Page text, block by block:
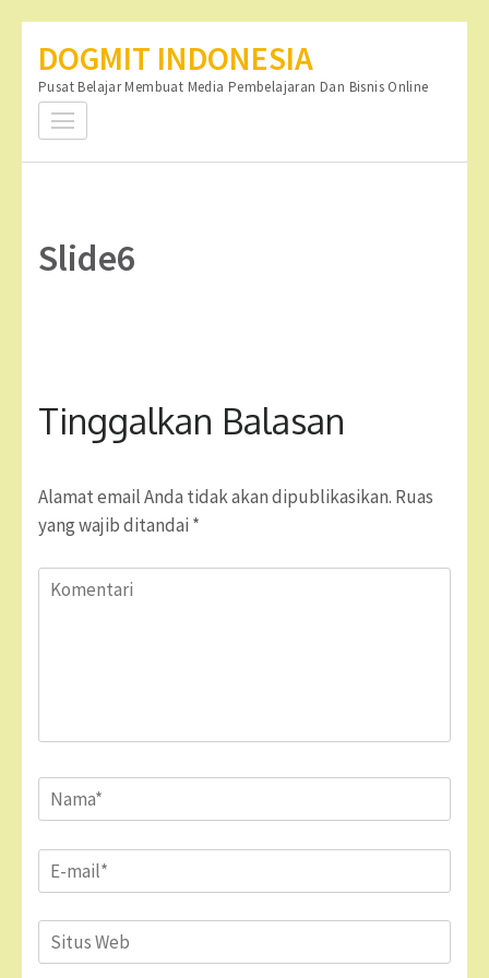
konten
(Tekan
DOGMIT INDONESIA
Pusat Belajar Membuat Media Pembelajaran Dan Bisnis Online
Slide6
Tinggalkan Balasan
Alamat email Anda tidak akan dipublikasikan. Ruas
yang wajib ditandai *
Komentari
Name*
Email*
Situs
Web